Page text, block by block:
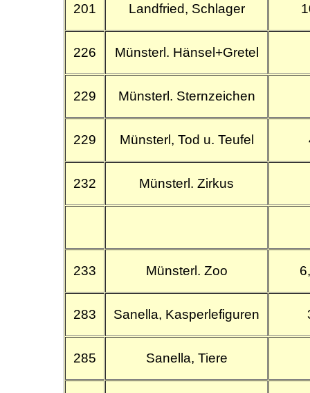
201 Landfried, Schlager
226 Münsterl. Hänsel+Gretel
229 Münsterl. Sternzeichen
229 Münsterl, Tod u. Teufel
232 Münsterl. Zirkus
233 Münsterl. Zoo
283 Sanella, Kasperlefiguren
285 Sanella, Tiere